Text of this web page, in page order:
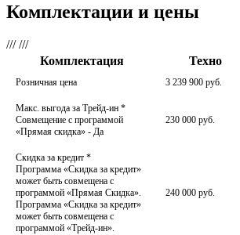
Комплектации и цены
/// ///
Комплектация
Техно
Розничная цена 3 239 900 руб.
Макс. выгода за Трейд-ин *
Совмещение с программой
«Прямая скидка» - Да
230 000 руб.
Скидка за кредит *
Программа «Скидка за кредит»
может быть совмещена с
программой «Прямая Скидка».
Программа «Скидка за кредит»
может быть совмещена с
программой «Трейд-ин».
240 000 руб.